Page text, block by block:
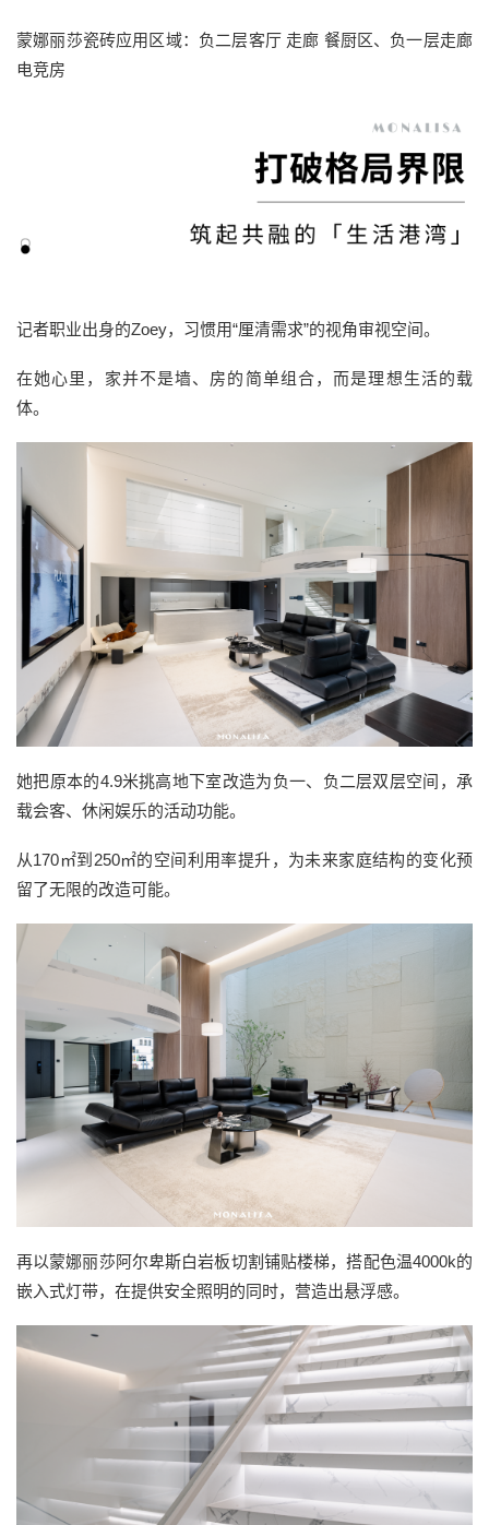
蒙娜丽莎瓷砖应用区域：负二层客厅 走廊 餐厨区、负一层走廊
电竞房
记者职业出身的Zoey，习惯用“厘清需求”的视角审视空间。
在她心里，家并不是墙、房的简单组合，而是理想生活的载
体。
她把原本的4.9米挑高地下室改造为负一、负二层双层空间，承
载会客、休闲娱乐的活动功能。
从170㎡到250㎡的空间利用率提升，为未来家庭结构的变化预
留了无限的改造可能。
再以蒙娜丽莎阿尔卑斯白岩板切割铺贴楼梯，搭配色温4000k的
嵌入式灯带，在提供安全照明的同时，营造出悬浮感。